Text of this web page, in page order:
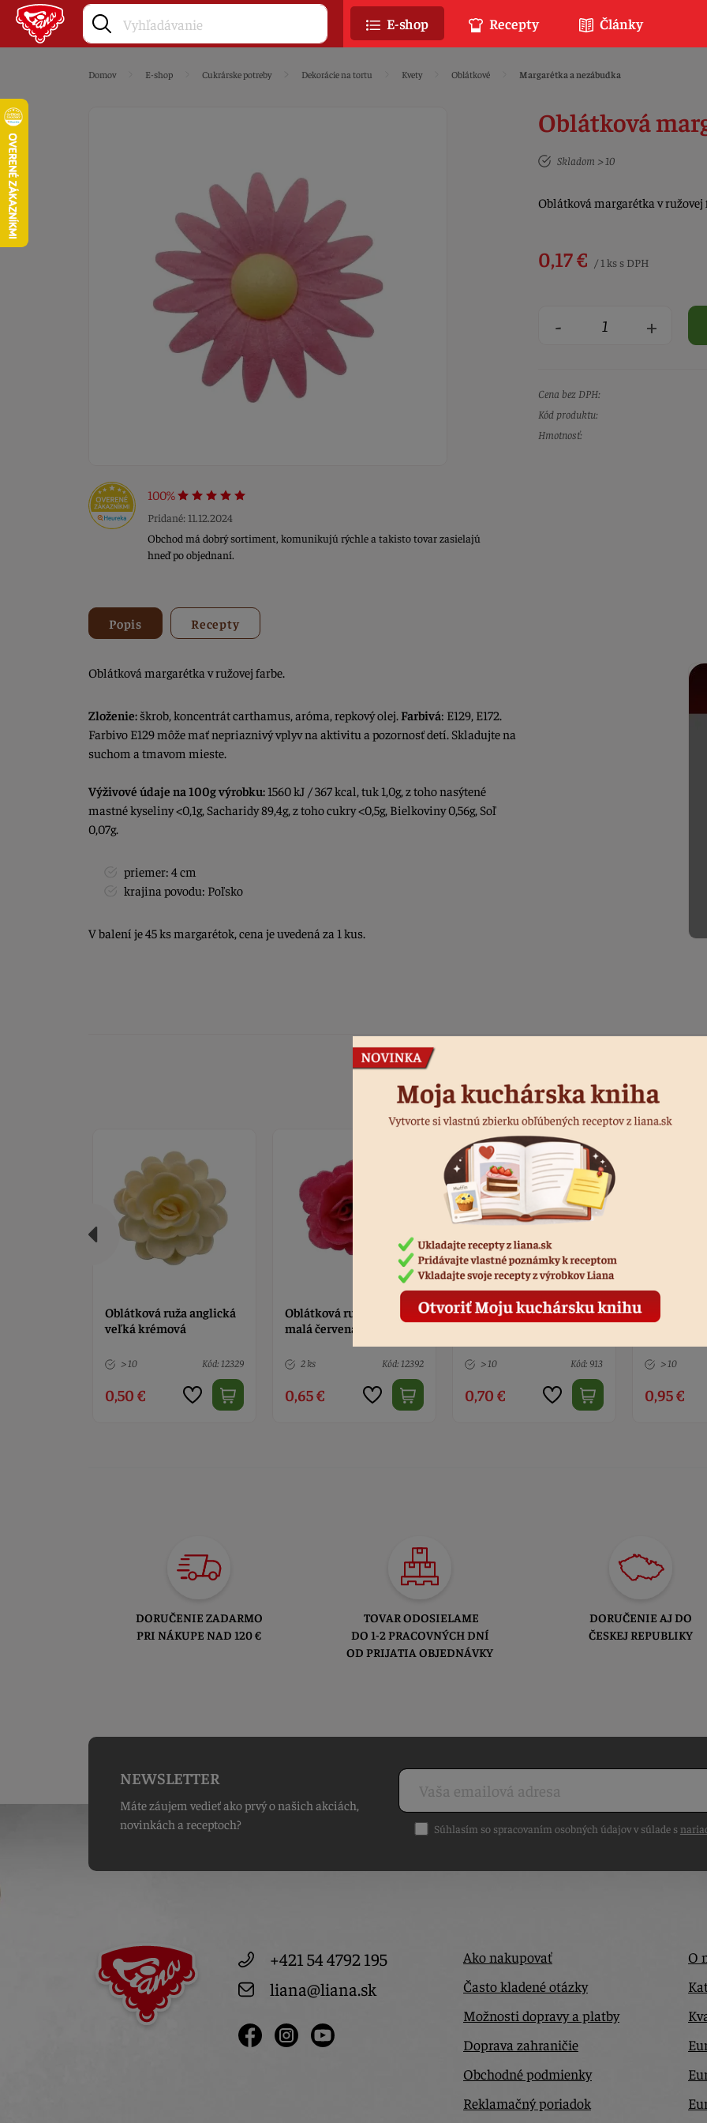
Domov E-shop Cukrárske potreby Dekorácie na tortu Kvety Oblátkové Margarétka a nezábudka
100%
Pridané: 11.12.2024
Obchod má dobrý sortiment, komunikujú rýchle a takisto tovar zasielajú
hneď po objednaní.
Oblátková
Skladom > 10
Oblátková margarétka v ružovej
0,17 € / 1 ks s DPH
- +
Cena bez DPH:
Kód produktu:
Hmotnosť:
Popis Recepty
Oblátková margarétka v ružovej farbe.
Zloženie: škrob, koncentrát carthamus, aróma, repkový olej. Farbivá: E129, E172.
Farbivo E129 môže mať nepriaznivý vplyv na aktivitu a pozornosť detí. Skladujte na
suchom a tmavom mieste.
Výživové údaje na 100g výrobku:1560 kJ / 367 kcal, tuk 1,0g, z toho nasýtené
mastné kyseliny <0,1g, Sacharidy 89,4g, z toho cukry <0,5g, Bielkoviny 0,56g, Soľ
0,07g.
priemer: 4 cm
krajina povodu: Poľsko
V balení je 45 ks margarétok, cena je uvedená za 1 kus.
Oblátková ruža čínska
malá červená
2 ks Kód: 12392
0,65 €
Oblátková sedmokráska
pomponová biela
> 10 Kód: 913
0,70 €
Oblátková astra biela
> 10 Kód: 915
0,95 €
Oblátkový
mix
5 ks
1,70 €
DORUČENIE ZADARMO
PRI NÁKUPE NAD 120 €
TOVAR ODOSIELAME
DO 1-2 PRACOVNÝCH DNÍ
OD PRIJATIA OBJEDNÁVKY
DORUČENIE AJ DO
ČESKEJ REPUBLIKY
NEWSLETTER
Máte záujem vedieť ako prvý o našich akciách,
novinkách a receptoch?
Súhlasím so spracovaním osobných údajov v súlade s
+421 54 4792 195
liana@liana.sk
Ako nakupovať
Často kladené otázky
Možnosti dopravy a platby
Doprava zahraničie
Obchodné podmienky
Reklamačný poriadok
O
E-shop Recepty Články